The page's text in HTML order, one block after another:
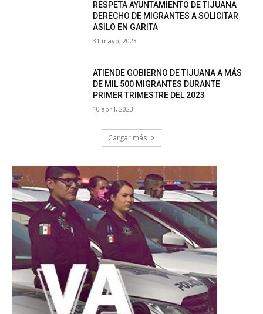
RESPETA AYUNTAMIENTO DE TIJUANA
DERECHO DE MIGRANTES A SOLICITAR
ASILO EN GARITA
31 mayo, 2023
ATIENDE GOBIERNO DE TIJUANA A MÁS
DE MIL 500 MIGRANTES DURANTE
PRIMER TRIMESTRE DEL 2023
10 abril, 2023
Cargar más